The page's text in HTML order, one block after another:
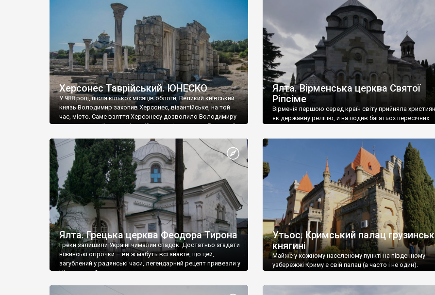
візантійської доби. Раритети викрадені з фондів об’єкту
культурної спадщини ЮНЕСКО «Херсонеса Таврійського».
Офіційно – на виставку «Золото Візантії», але експерти та
влада в Україні вважають це лише […]
називаються «повстяками» (postaki)…” “Вино. Крим
виробляє відмінне вино і його вдосталь: воно все
легке біле і дуже […]
Херсонес Таврійський. ЮНЕСКО
У 988 році, після кількох місяців облоги, Великий київський
князь Володимир захопив Херсонес, візантійське, на той
час, місто. Саме взяття Херсонесу дозволило Володимиру
диктувати свої умови візантійському імператору Василю ІІ,
Херсонесі Володимир-язичник, став Василем-
християнином. А потім було Хрещення Русі. На честь
Херсонесу Таврійського названо місто […]
Ялта. Вірменська церква Святої
Ріпсіме
Вірменія першою серед країн світу прийняла
як державну релігію, й на подив багатьох пересічних
Ялта. Грецька церква Феодора Тирона
Греки залишили Україні чималий спадок. Достатньо згадати
ніжинські огірочки – ви ж мабуть всі знаєте, що цей,
загублений у радянські часи, легендарний рецепт привезли у
Ніжин греки?
Утьос. Кримський палац
княгині
Майже у кожному населеному пункті на південному
узбережжі Криму є свій палац (а часто і не один).